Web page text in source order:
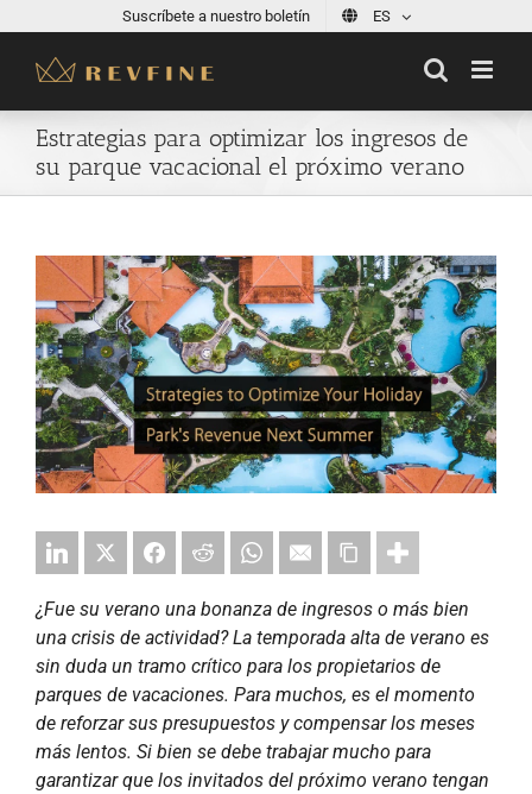
content
Suscríbete a nuestro boletín ES
Estrategias para optimizar los ingresos de
su parque vacacional el próximo verano
View
Larger
Image
¿Fue su verano una bonanza de ingresos o más bien
una crisis de actividad? La temporada alta de verano es
sin duda un tramo crítico para los propietarios de
parques de vacaciones. Para muchos, es el momento
de reforzar sus presupuestos y compensar los meses
más lentos. Si bien se debe trabajar mucho para
garantizar que los invitados del próximo verano tengan